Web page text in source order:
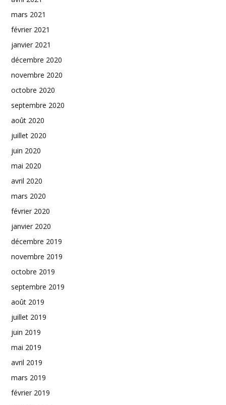
mars 2021
février 2021
janvier 2021
décembre 2020
novembre 2020
octobre 2020
septembre 2020
août 2020
juillet 2020
juin 2020
mai 2020
avril 2020
mars 2020
février 2020
janvier 2020
décembre 2019
novembre 2019
octobre 2019
septembre 2019
août 2019
juillet 2019
juin 2019
mai 2019
avril 2019
mars 2019
février 2019